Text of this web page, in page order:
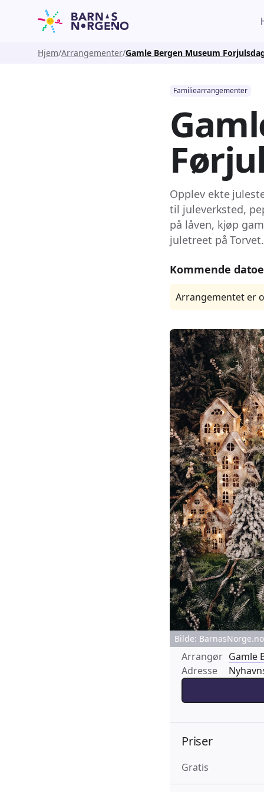
Hjem Arrangementer Gamle Bergen Museum
Familiearrangementer
Opplev ekte
til juleverksted,
på låven, kjøp
juletreet på Torvet.
Kommende
Arrangementet er
Bilde:
Arrangør Gamle
Adresse
Priser
Gratis